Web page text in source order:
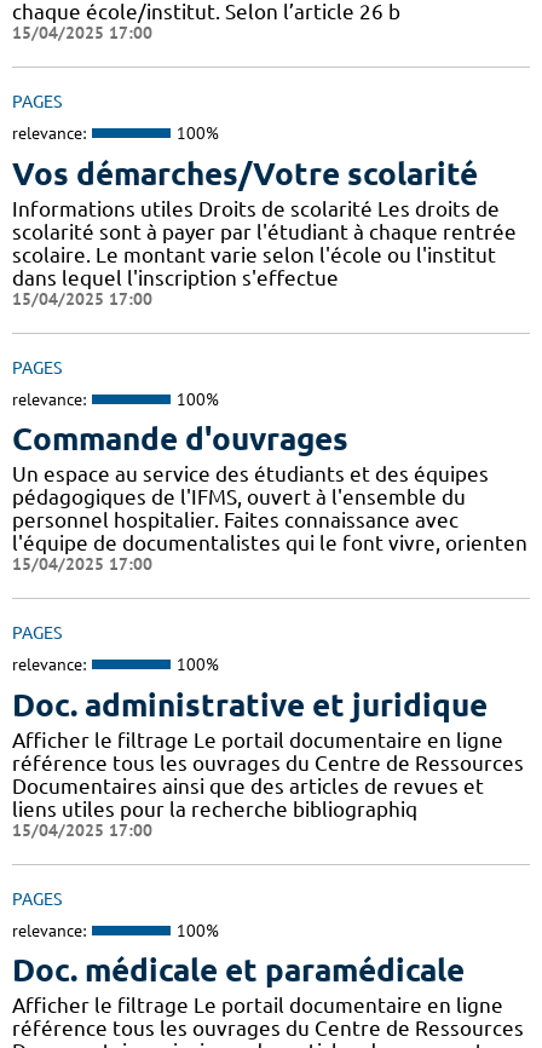
chaque école/institut. Selon l’article 26 b
15/04/2025 17:00
PAGES
relevance: 100%
Vos démarches/Votre scolarité
Informations utiles Droits de scolarité Les droits de
scolarité sont à payer par l'étudiant à chaque rentrée
scolaire. Le montant varie selon l'école ou l'institut
dans lequel l'inscription s'effectue
15/04/2025 17:00
PAGES
relevance: 100%
Commande d'ouvrages
Un espace au service des étudiants et des équipes
pédagogiques de l'IFMS, ouvert à l'ensemble du
personnel hospitalier. Faites connaissance avec
l'équipe de documentalistes qui le font vivre, orienten
15/04/2025 17:00
PAGES
relevance: 100%
Doc. administrative et juridique
Afficher le filtrage Le portail documentaire en ligne
référence tous les ouvrages du Centre de Ressources
Documentaires ainsi que des articles de revues et
liens utiles pour la recherche bibliographiq
15/04/2025 17:00
PAGES
relevance: 100%
Doc. médicale et paramédicale
Afficher le filtrage Le portail documentaire en ligne
référence tous les ouvrages du Centre de Ressources